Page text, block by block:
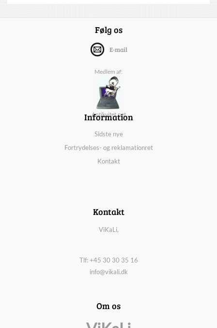
Følg os
E-mail
Medlem af:
Antikvitet.net
Information
Sidste nye
Fortrydelses- og reklamationret
Kontakt
Kontakt
ViKaLi,
Tlf: +45 30 30 35 16
info@vikali.dk
Om os